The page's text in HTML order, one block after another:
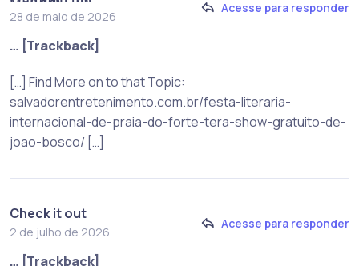
28 de maio de 2026
Acesse para responder
… [Trackback]
[…] Find More on to that Topic:
salvadorentretenimento.com.br/festa-literaria-
internacional-de-praia-do-forte-tera-show-gratuito-de-
joao-bosco/ […]
Check it out
2 de julho de 2026
Acesse para responder
… [Trackback]